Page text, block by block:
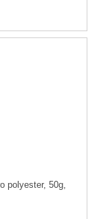
polyester, 50g,